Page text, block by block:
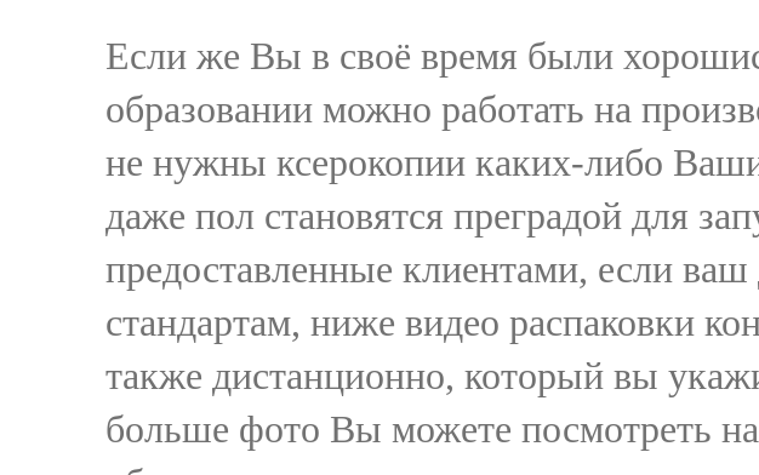
Если же Вы в своё время были
образовании можно работать на
не нужны ксерокопии каких-либо
даже пол становятся преградой для
предоставленные клиентами, если
стандартам, ниже видео распаковки
также дистанционно, который вы
больше фото Вы можете посмотреть